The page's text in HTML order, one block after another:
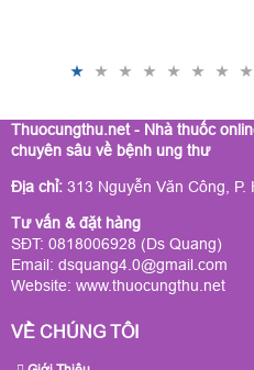
Thuocungthu.net - Nhà thuốc
chuyên sâu về bệnh ung thư
Địa chỉ: 313 Nguyễn Văn Công,
Tư vấn & đặt hàng
SĐT: 0818006928 (Ds Quang)
Email: dsquang4.0@gmail.com
Website: www.thuocungthu.net
VỀ CHÚNG TÔI